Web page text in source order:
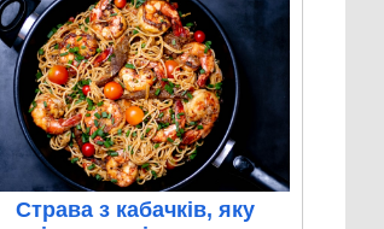
Страва з кабачків, яку